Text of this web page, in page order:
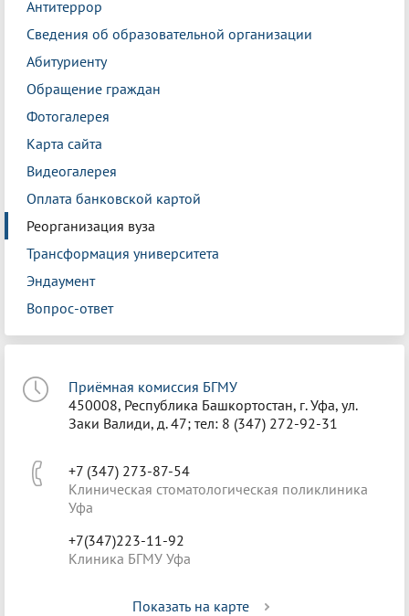
Антитеррор
Сведения об образовательной организации
Абитуриенту
Обращение граждан
Фотогалерея
Карта сайта
Видеогалерея
Оплата банковской картой
Реорганизация вуза
Трансформация университета
Эндаумент
Вопрос-ответ
Приёмная комиссия БГМУ
450008, Республика Башкортостан, г. Уфа, ул.
Заки Валиди, д. 47; тел: 8 (347) 272-92-31
+7 (347) 273-87-54
Клиническая стоматологическая поликлиника
Уфа
+7(347)223-11-92
Клиника БГМУ Уфа
Показать на карте